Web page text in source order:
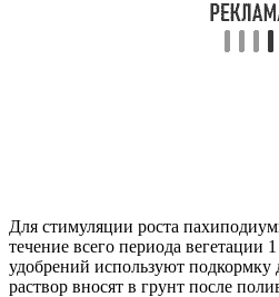
Для стимуляции роста
течение всего периода вегетации
удобрений используют подкормку
раствор вносят в грунт после